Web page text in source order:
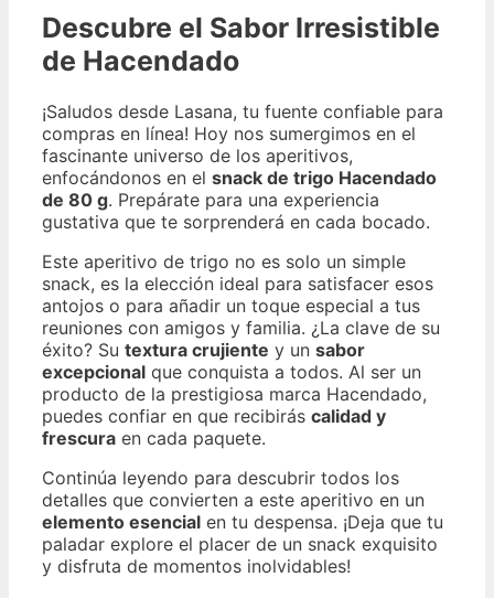
Descubre el Sabor Irresistible
de Hacendado
¡Saludos desde Lasana, tu fuente confiable para
compras en línea! Hoy nos sumergimos en el
fascinante universo de los aperitivos,
enfocándonos en el snack de trigo Hacendado
de 80 g. Prepárate para una experiencia
gustativa que te sorprenderá en cada bocado.
Este aperitivo de trigo no es solo un simple
snack, es la elección ideal para satisfacer esos
antojos o para añadir un toque especial a tus
reuniones con amigos y familia. ¿La clave de su
éxito? Su textura crujiente y un sabor
excepcional que conquista a todos. Al ser un
producto de la prestigiosa marca Hacendado,
puedes confiar en que recibirás calidad y
frescura en cada paquete.
Continúa leyendo para descubrir todos los
detalles que convierten a este aperitivo en un
elemento esencial en tu despensa. ¡Deja que tu
paladar explore el placer de un snack exquisito
y disfruta de momentos inolvidables!